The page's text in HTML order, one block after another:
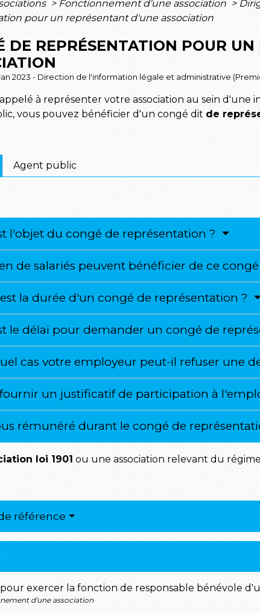
> Fonctionnement d'une association >
pour un représentant d'une association
DE REPRÉSENTATION POUR
2023 - Direction de l'information légale et administrative
à représenter votre association au sein d'une
vous pouvez bénéficier d'un congé dit de
Agent public
l'objet du congé de représentation ?
de salariés peuvent bénéficier de ce
la durée d'un congé de représentation ?
le délai pour demander un congé de
cas votre employeur peut-il refuser une
un justificatif de participation à
rémunéré durant le congé de
loi 1901 ou une association relevant du
référence
exercer la fonction de responsable bénévole
d'une association